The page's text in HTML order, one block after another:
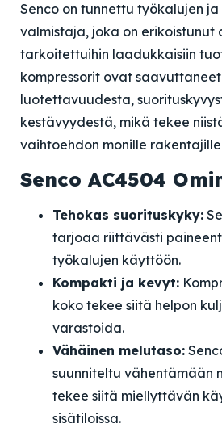
Senco on tunnettu työkalujen
valmistaja, joka on
tarkoitettuihin laadukkaisiin
kompressorit ovat
luotettavuudesta,
kestävyydestä, mikä tekee
vaihtoehdon monille
Senco AC4504
Tehokas suorituskyky:
tarjoaa riittävästi
työkalujen käyttöön.
Kompakti ja kevyt:
koko tekee siitä helpon
varastoida.
Vähäinen melutaso:
suunniteltu vähentämään
tekee siitä miellyttävän
sisätiloissa.